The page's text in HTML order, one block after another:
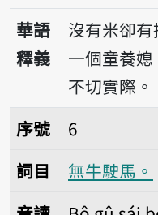
華語
釋義
沒有米卻
一個童養媳
不切實際。
序號6無牛駛馬。
序號
6
詞目
無牛駛馬。